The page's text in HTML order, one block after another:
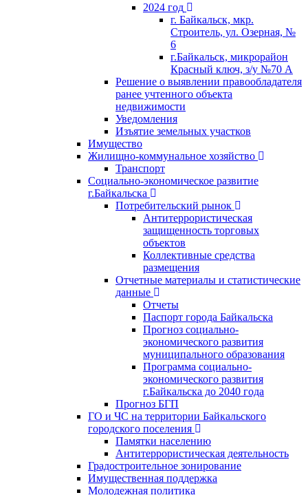
2024 год
г. Байкальск, мкр.
Строитель, ул. Озерная, №
6
г.Байкальск, микрорайон
Красный ключ, з/у №70 А
Решение о выявлении правообладателя
ранее учтенного объекта
недвижимости
Уведомления
Изъятие земельных участков
Имущество
Жилищно-коммунальное хозяйство
Транспорт
Социально-экономическое развитие
г.Байкальска
Потребительский рынок
Антитеррористическая
защищенность торговых
объектов
Коллективные средства
размещения
Отчетные материалы и статистические
данные
Отчеты
Паспорт города Байкальска
Прогноз социально-
экономического развития
муниципального образования
Программа социально-
экономического развития
г.Байкальска до 2040 года
Прогноз БГП
ГО и ЧС на территории Байкальского
городского поселения
Памятки населению
Антитеррористическая деятельность
Градостроительное зонирование
Имущественная поддержка
Молодежная политика